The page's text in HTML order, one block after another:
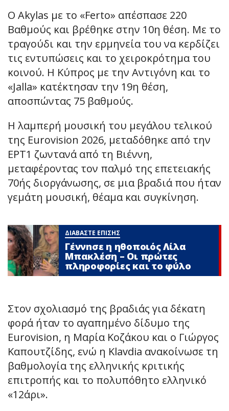
Ο Akylas με το «Ferto» απέσπασε 220
Βαθμούς και βρέθηκε στην 10η θέση. Με το
τραγούδι και την ερμηνεία του να κερδίζει
τις εντυπώσεις και το χειροκρότημα του
κοινού. Η Κύπρος με την Αντιγόνη και το
«Jalla» κατέκτησαν την 19η θέση,
αποσπώντας 75 βαθμούς.
Η λαμπερή μουσική του μεγάλου τελικού
της Eurovision 2026, μεταδόθηκε από την
ΕΡΤ1 ζωντανά από τη Βιέννη,
μεταφέροντας τον παλμό της επετειακής
70ής διοργάνωσης, σε μια βραδιά που ήταν
γεμάτη μουσική, θέαμα και συγκίνηση.
ΔΙΑΒΑΣΤΕ ΕΠΙΣΗΣ
Γέννnσε η ηθοποιός Λίλα
Μπακλέση – Οι πρώτες
πληροφορίες και το φύλο
Στον σχολιασμό της βραδιάς για δέκατη
φορά ήταν το αγαπημένο δίδυμο της
Eurovision, η Μαρία Κοζάκου και ο Γιώργος
Καπουτζίδης, ενώ η Klavdia ανακοίνωσε τη
βαθμολογία της ελληνικής κριτικής
επιτροπής και το πολυπόθητο ελληνικό
«12άρι».